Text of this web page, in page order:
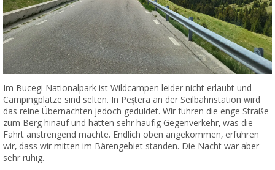
Im Bucegi Nationalpark ist Wildcampen leider nicht erlaubt und
Campingplätze sind selten. In Peștera an der Seilbahnstation wird
das reine Übernachten jedoch geduldet. Wir fuhren die enge Straße
zum Berg hinauf und hatten sehr häufig Gegenverkehr, was die
Fahrt anstrengend machte. Endlich oben angekommen, erfuhren
wir, dass wir mitten im Bärengebiet standen. Die Nacht war aber
sehr ruhig.